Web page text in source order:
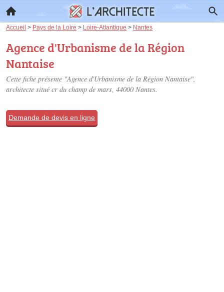
Accueil > Pays de la Loire > Loire-Atlantique > Nantes
Agence d'Urbanisme de la Région
Nantaise
Cette fiche présente "Agence d'Urbanisme de la Région Nantaise",
architecte situé cr du champ de mars, 44000 Nantes.
Demande de devis en ligne